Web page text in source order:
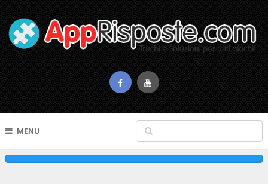
MENU